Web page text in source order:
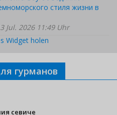
стиля жизни в
2026 11:49 Uhr
Widget holen
гурманов
севиче